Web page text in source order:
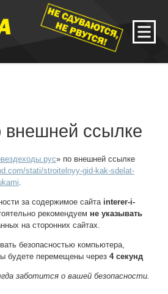
внешней ссылке
» по внешней ссылке
stati/stroitelnyy-gid-kak-sdelat-
за содержимое сайта interer-i-
рекомендуем не указывать
на сторонних сайтах.
безопасностью компьютера,
будете перемещены через 4секунд
заботится о вашей безопасности.